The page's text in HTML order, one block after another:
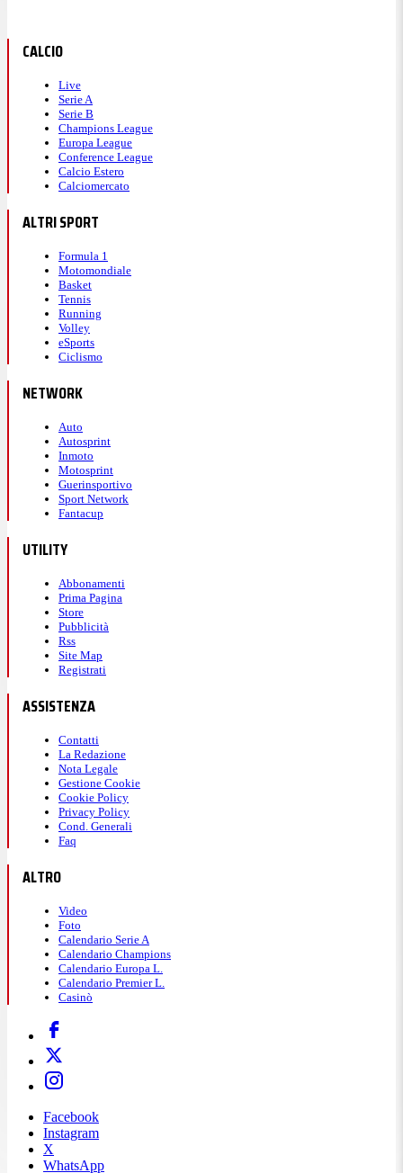
CALCIO
Live
Serie A
Serie B
Champions League
Europa League
Conference League
Calcio Estero
Calciomercato
ALTRI SPORT
Formula 1
Motomondiale
Basket
Tennis
Running
Volley
eSports
Ciclismo
NETWORK
Auto
Autosprint
Inmoto
Motosprint
Guerinsportivo
Sport Network
Fantacup
UTILITY
Abbonamenti
Prima Pagina
Store
Pubblicità
Rss
Site Map
Registrati
ASSISTENZA
Contatti
La Redazione
Nota Legale
Gestione Cookie
Cookie Policy
Privacy Policy
Cond. Generali
Faq
ALTRO
Video
Foto
Calendario Serie A
Calendario Champions
Calendario Europa L.
Calendario Premier L.
Casinò
Facebook
Instagram
X
WhatsApp